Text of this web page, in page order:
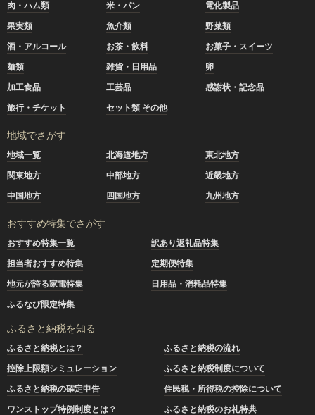
肉・ハム類 米・パン
電化製品
果実類
魚介類
野菜類
酒・アルコール
お茶・飲料
お菓子・スイーツ
麺類
雑貨・日用品
卵
加工食品
工芸品
感謝状・記念品
旅行・チケット
セット類 その他
地域でさがす
地域一覧 北海道地方
東北地方
関東地方
中部地方
近畿地方
中国地方
四国地方 九州地方
おすすめ特集でさがす
おすすめ特集一覧
訳あり返礼品特集
担当者おすすめ特集
定期便特集
地元が誇る家電特集
日用品・消耗品特集
ふるなび限定特集
ふるさと納税を知る
ふるさと納税とは？
ふるさと納税の流れ
控除上限額シミュレーション
ふるさと納税制度について
ふるさと納税の確定申告
住民税・所得税の控除について
ワンストップ特例制度とは？
ふるさと納税のお礼特典